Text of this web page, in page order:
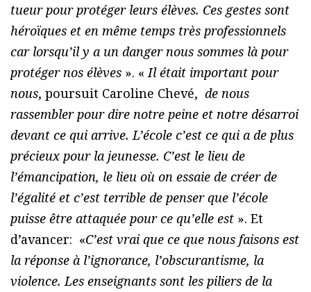
tueur pour protéger leurs élèves. Ces gestes sont
héroïques et en même temps très professionnels
car lorsqu’il y a un danger nous sommes là pour
protéger nos élèves ». « Il était important pour
nous, poursuit Caroline Chevé, de nous
rassembler pour dire notre peine et notre désarroi
devant ce qui arrive. L’école c’est ce qui a de plus
précieux pour la jeunesse. C’est le lieu de
l’émancipation, le lieu où on essaie de créer de
l’égalité et c’est terrible de penser que l’école
puisse être attaquée pour ce qu’elle est ». Et
d’avancer: «C’est vrai que ce que nous faisons est
la réponse à l’ignorance, l’obscurantisme, la
violence. Les enseignants sont les piliers de la